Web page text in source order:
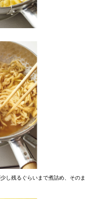
し残るぐらいまで煮詰め、そのま